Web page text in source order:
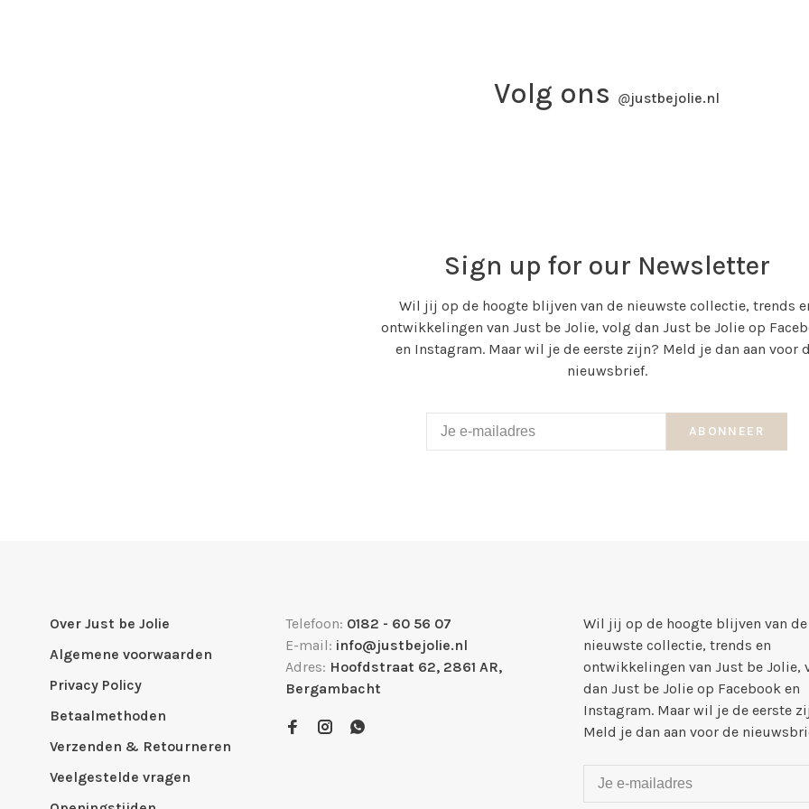
Volg ons @justbejolie.nl
Sign up for our Newsletter
Wil jij op de hoogte blijven van de nieuwste collectie, trends
ontwikkelingen van Just be Jolie, volg dan Just be Jolie op
en Instagram. Maar wil je de eerste zijn? Meld je dan aan voor
nieuwsbrief.
ABONNEER
Over Just be Jolie
Algemene voorwaarden
Privacy Policy
Betaalmethoden
Verzenden & Retourneren
Veelgestelde vragen
Telefoon: 0182 - 60 56 07
E-mail: info@justbejolie.nl
Adres: Hoofdstraat 62, 2861 AR,
Bergambacht
Wil jij op de hoogte blijven van de
nieuwste collectie, trends en
ontwikkelingen van Just be Jolie,
dan Just be Jolie op Facebook en
Instagram. Maar wil je de eerste
Meld je dan aan voor de